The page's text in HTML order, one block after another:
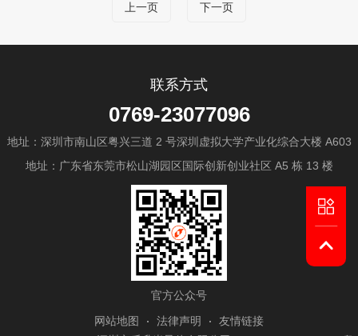
上一页 下一页
联系方式
0769-23077096
地址：深圳市南山区粤兴三道 2 号深圳虚拟大学产业化综合大楼 A603
地址：广东省东莞市松山湖园区国际创新创业社区 A5 栋 13 楼
官方公众号
网站地图
法律声明
友情链接